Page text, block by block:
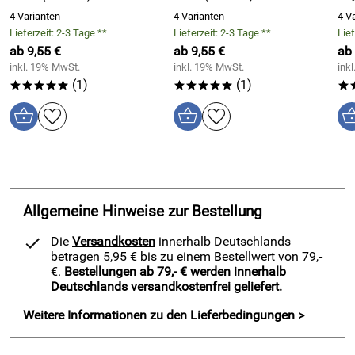
Warum einfarbige Schiebevorhänge „Boston“? – Vorteile
auf einen Blick
Schnelles und gerades Verschiebendank Paneltechnik
Komplettes Schiebevorhang Setmit Panelwagen und
Beschwerungsstange
Pflegeleicht und langlebig durch 100% Polyester
Bügelleicht und formstabil
Ideal für große Glasflächen, Dachfenster, Balkon- oder
Terrassentüren
Perfekt als Raumteilerin Wohn- oder Arbeitsbereichen
Harmonische Kombinationsmöglichkeitenin Farbe und
Höhe
4 Varianten
Lieferzeit: 2-3 Tage **
ab 9,55 €
inkl. 19% MwSt.
***** (1)
4 Varianten
Lieferzeit: 2-3 Tage **
ab 9,55 €
inkl. 19% MwSt.
***** (1)
4
ab
Allgemeine Hinweise zur Bestellung
Die Versandkosten innerhalb Deutschlands
betragen 5,95 € bis zu einem Bestellwert von 79,-
€. Bestellungen ab 79,- € werden innerhalb
Deutschlands versandkostenfrei geliefert.
Weitere Informationen zu den Lieferbedingungen >